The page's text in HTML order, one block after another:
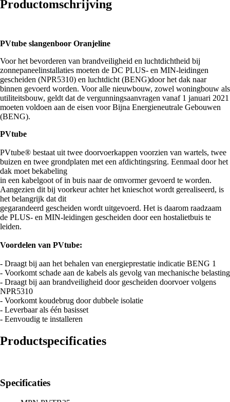
Productomschrijving
PVtube slangenboor Oranjeline
Voor het bevorderen van brandveiligheid en luchtdichtheid bij
zonnepaneelinstallaties moeten de DC PLUS- en MIN-leidingen
gescheiden (NPR5310) en luchtdicht (BENG)door het dak naar
binnen gevoerd worden. Voor alle nieuwbouw, zowel woningbouw als
utiliteitsbouw, geldt dat de vergunningsaanvragen vanaf 1 januari 2021
moeten voldoen aan de eisen voor Bijna Energieneutrale Gebouwen
(BENG).
PVtube
PVtube® bestaat uit twee doorvoerkappen voorzien van wartels, twee
buizen en twee grondplaten met een afdichtingsring. Eenmaal door het
dak moet bekabeling
in een kabelgoot of in buis naar de omvormer gevoerd te worden.
Aangezien dit bij voorkeur achter het knieschot wordt gerealiseerd, is
het belangrijk dat dit
gegarandeerd gescheiden wordt uitgevoerd. Het is daarom raadzaam
de PLUS- en MIN-leidingen gescheiden door een hostalietbuis te
leiden.
Voordelen van PVtube:
- Draagt bij aan het behalen van energieprestatie indicatie BENG 1
- Voorkomt schade aan de kabels als gevolg van mechanische belasting
- Draagt bij aan brandveiligheid door gescheiden doorvoer volgens
NPR5310
- Voorkomt koudebrug door dubbele isolatie
- Leverbaar als één basisset
- Eenvoudig te installeren
Productspecificaties
Specificaties